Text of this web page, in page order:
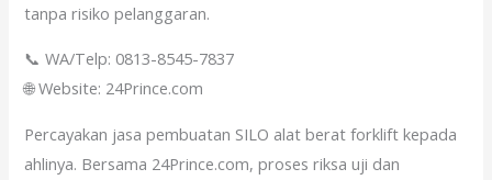
tanpa risiko pelanggaran.
📞 WA/Telp: 0813-8545-7837
🌐 Website: 24Prince.com
Percayakan jasa pembuatan SILO alat berat forklift kepada
ahlinya. Bersama 24Prince.com, proses riksa uji dan